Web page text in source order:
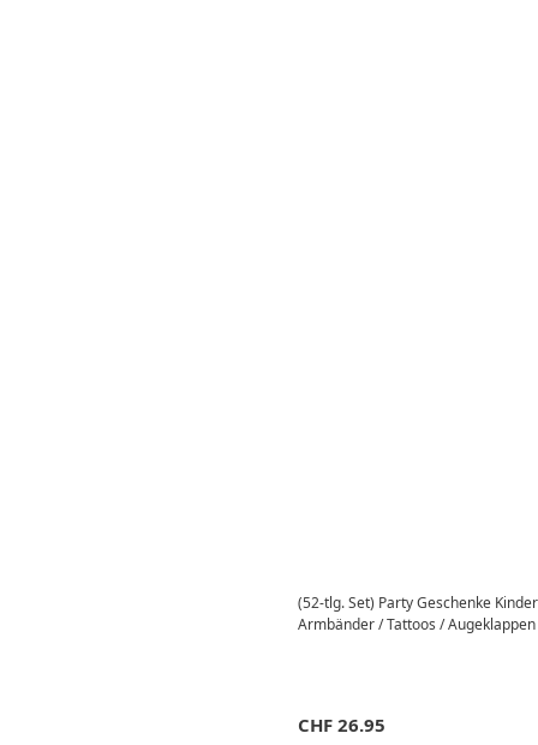
(52-tlg. Set) Party Geschenke
Armbänder / Tattoos /
CHF 26.95